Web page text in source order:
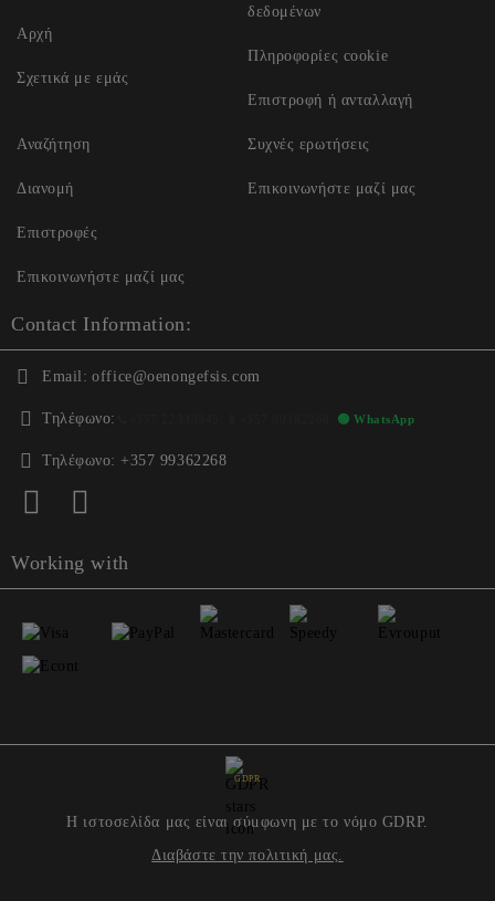
Αρχή
Σχετικά με εμάς
δεδομένων
Πληροφορίες cookie
Επιστροφή ή ανταλλαγή
Αναζήτηση
Διανομή
Επιστροφές
Επικοινωνήστε μαζί μας
Συχνές ερωτήσεις
Επικοινωνήστε μαζί μας
Contact Information:
Email: office@oenongefsis.com
Τηλέφωνο: 🟢 WhatsApp
Τηλέφωνο: +357 99362268
Working with
GDPR
Η ιστοσελίδα μας είναι σύμφωνη με το νόμο GDRP.
Διαβάστε την πολιτική μας.